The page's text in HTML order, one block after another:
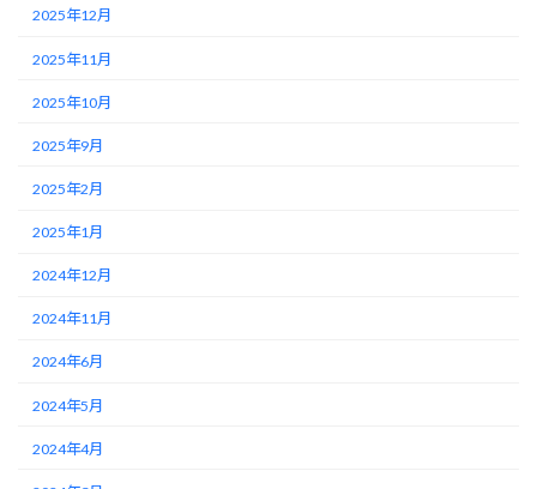
2025年12月
2025年11月
2025年10月
2025年9月
2025年2月
2025年1月
2024年12月
2024年11月
2024年6月
2024年5月
2024年4月